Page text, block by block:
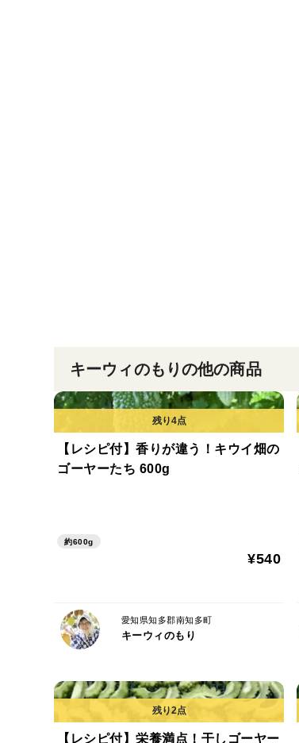
キーウィのもりの他の商品
【レシピ付】香りが違う！キウイ畑の
ゴーヤーたち 600g
約600g
¥540
愛知県知多郡南知多町
キーウィのもり
【レシピ付】栄養満点！干しゴーヤー